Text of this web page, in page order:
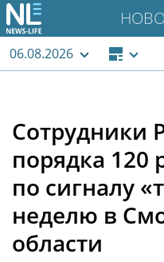
06.08.2026
Сотрудники
порядка 120
по сигналу
неделю в
области